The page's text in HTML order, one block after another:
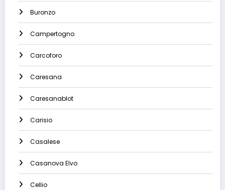
Buronzo
Campertogno
Carcoforo
Caresana
Caresanablot
Carisio
Casalese
Casanova Elvo
Cellio